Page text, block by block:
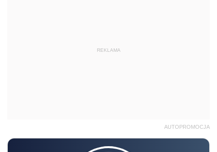
REKLAMA
AUTOPROMOCJA